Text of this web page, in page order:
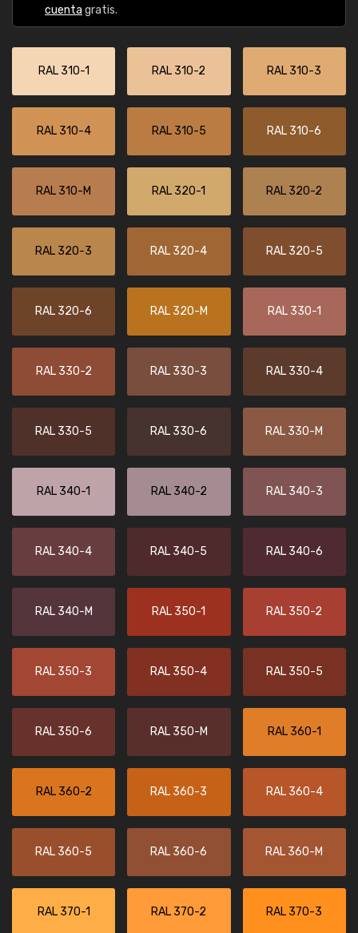
cuenta gratis.
RAL 310-1 RAL 310-2 RAL 310-3
RAL 310-4 RAL 310-5 RAL 310-6
RAL 310-M RAL 320-1 RAL 320-2
RAL 320-3 RAL 320-4 RAL 320-5
RAL 320-6 RAL 320-M RAL 330-1
RAL 330-2 RAL 330-3 RAL 330-4
RAL 330-5 RAL 330-6 RAL 330-M
RAL 340-1 RAL 340-2 RAL 340-3
RAL 340-4 RAL 340-5 RAL 340-6
RAL 340-M RAL 350-1 RAL 350-2
RAL 350-3 RAL 350-4 RAL 350-5
RAL 350-6 RAL 350-M RAL 360-1
RAL 360-2 RAL 360-3 RAL 360-4
RAL 360-5 RAL 360-6 RAL 360-M
RAL 370-1 RAL 370-2 RAL 370-3